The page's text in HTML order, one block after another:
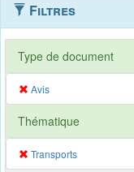
Filtres
Type de document
Avis
Thématique
Transports